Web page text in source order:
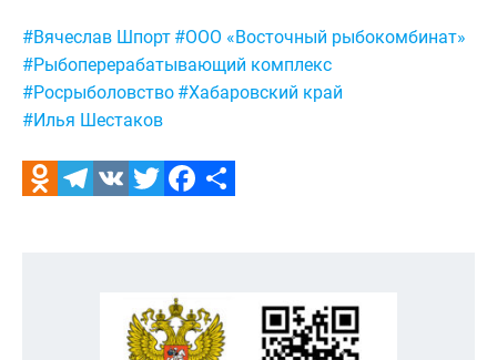
Метки:
#Вячеслав Шпорт #ООО «Восточный рыбокомбинат»
#Рыбоперерабатывающий комплекс
#Росрыболовство #Хабаровский край
#Илья Шестаков